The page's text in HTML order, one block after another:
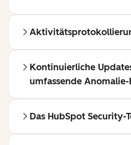
Kontinuierliche
umfassende
Das HubSpot Security-